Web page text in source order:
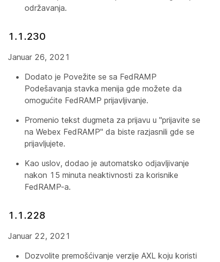
održavanja.
1.1.230
Januar 26, 2021
Dodato je Povežite se sa FedRAMP
Podešavanja stavka menija gde možete da
omogućite FedRAMP prijavljivanje.
Promenio tekst dugmeta za prijavu u "prijavite se
na Webex FedRAMP" da biste razjasnili gde se
prijavljujete.
Kao uslov, dodao je automatsko odjavljivanje
nakon 15 minuta neaktivnosti za korisnike
FedRAMP-a.
1.1.228
Januar 22, 2021
Dozvolite premošćivanje verzije AXL koju koristi